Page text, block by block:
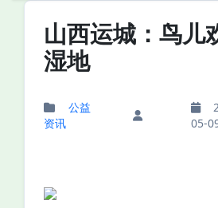
山西运城：鸟儿
湿地
公益
资讯
05-